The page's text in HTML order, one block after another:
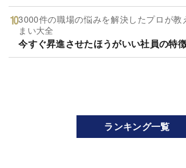
3000件の職場の悩みを解決したプロが教
まい大全
今すぐ昇進させたほうがいい社員の特
ランキング一覧